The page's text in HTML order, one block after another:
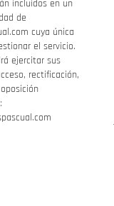
incluidos en un
de
cuya única
el servicio.
ejercitar sus
rectificación,